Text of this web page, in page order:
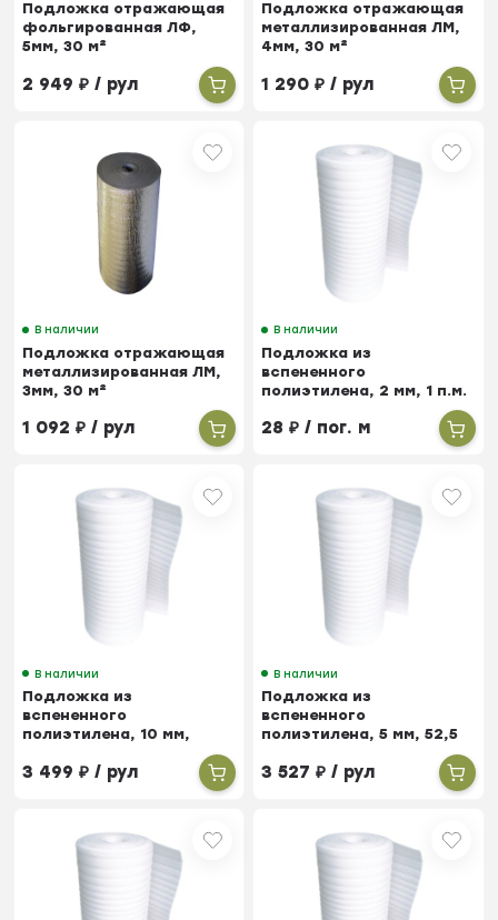
Подложка отражающая
фольгированная ЛФ,
5мм, 30 м²
2 949₽ / рул
Подложка отражающая
металлизированная ЛМ,
4мм, 30 м²
1 290₽ / рул
В наличии
Подложка отражающая
металлизированная ЛМ,
3мм, 30 м²
1 092₽ / рул
В наличии
Подложка из
вспененного
полиэтилена, 2 мм, 1 п.м.
28₽ / пог. м
В наличии
Подложка из
вспененного
полиэтилена, 10 мм,
3 499₽ / рул
В наличии
Подложка из
вспененного
полиэтилена, 5 мм, 52,5
3 527₽ / рул